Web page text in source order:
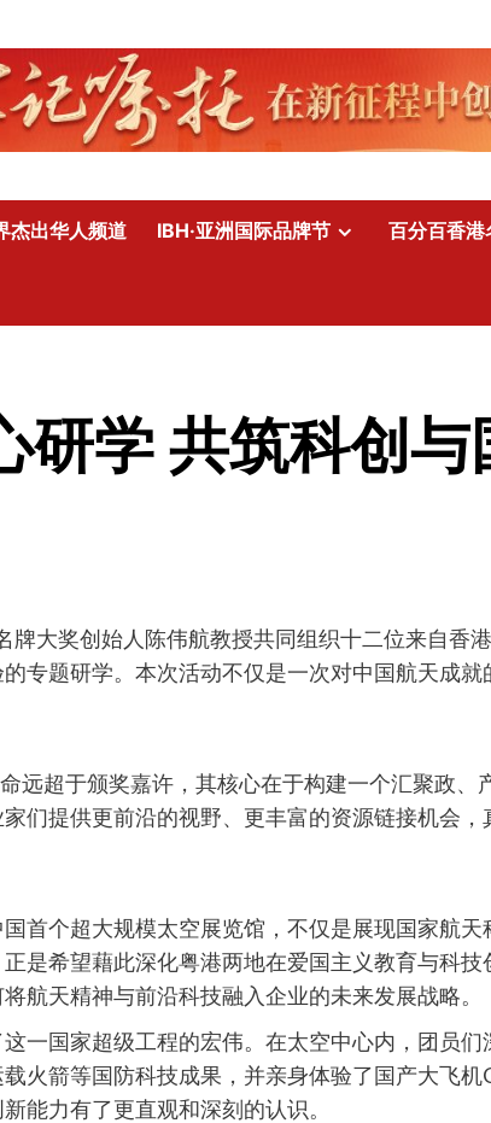
杰出华人频道 IBH·亚洲国际品牌节 百分百香港
研学 共筑科创与
大奖创始人陈伟航教授共同组织十二位来自香
专题研学。本次活动不仅是一次对中国航天成
远超于颁奖嘉许，其核心在于构建一个汇聚政、
们提供更前沿的视野、更丰富的资源链接机会
首个超大规模太空展览馆，不仅是展现国家航
是希望藉此深化粤港两地在爱国主义教育与科
航天精神与前沿科技融入企业的未来发展战略。
一国家超级工程的宏伟。在太空中心内，团员们
火箭等国防科技成果，并亲身体验了国产大飞
能力有了更直观和深刻的认识。